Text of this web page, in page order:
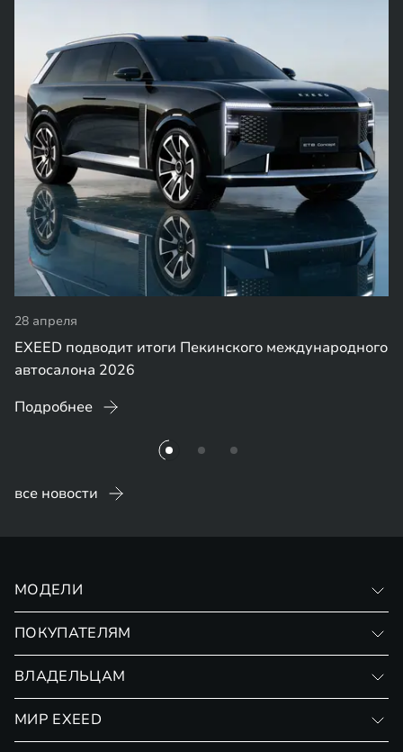
28 апреля
EXEED подводит итоги Пекинского международного
автосалона 2026
Подробнее
все новости
МОДЕЛИ
ПОКУПАТЕЛЯМ
Страхование
ВЛАДЕЛЬЦАМ
МИР EXEED